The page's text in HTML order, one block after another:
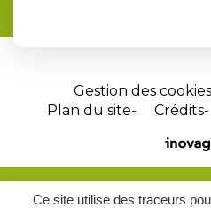
Ce site utilise des traceurs
Gestion des cookies
Plan du site
Crédits
Site
par